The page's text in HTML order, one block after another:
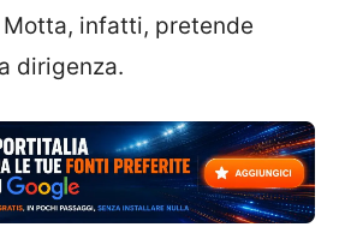
infatti, pretende
dirigenza.